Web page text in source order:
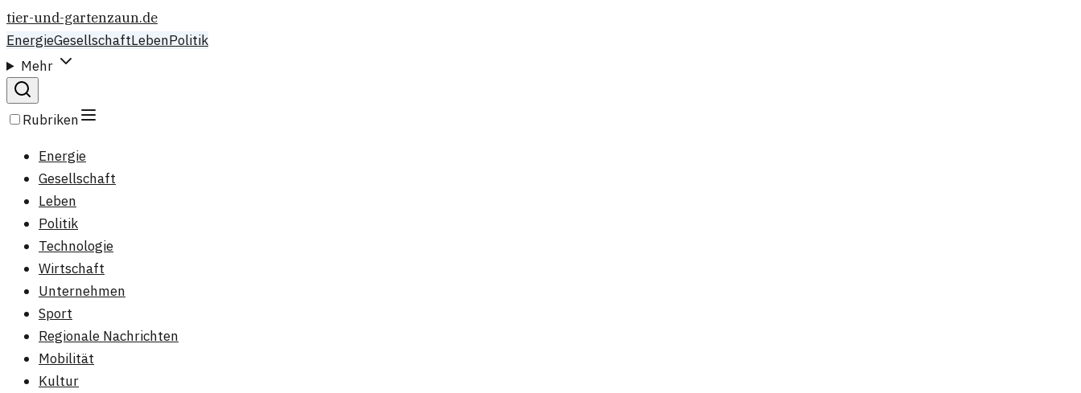
tier-und-gartenzaun.de
EnergieGesellschaftLebenPolitik
Mehr
Rubriken
Energie
Gesellschaft
Leben
Politik
Technologie
Wirtschaft
Unternehmen
Sport
Regionale Nachrichten
Mobilität
Kultur